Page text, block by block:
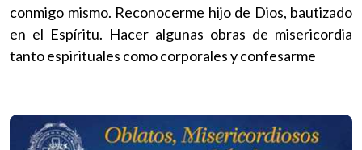
conmigo mismo. Reconocerme hijo de Dios, bautizado
en el Espíritu. Hacer algunas obras de misericordia
tanto espirituales como corporales y confesarme